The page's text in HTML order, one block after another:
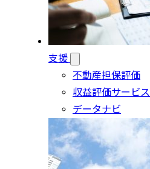
支援
不動産担保評価
収益評価サービス
データナビ